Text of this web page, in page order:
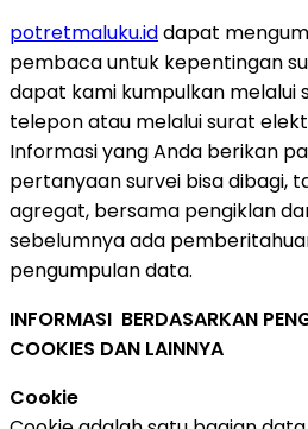
potretmaluku.iddapat
pembaca untuk kepentingan
dapat kami kumpulkan melalui
telepon atau melalui surat
Informasi yang Anda berikan
pertanyaan survei bisa dibagi,
agregat, bersama pengiklan
sebelumnya ada
pengumpulan data.
INFORMASI BERDASARKAN
COOKIES DAN LAINNYA
Cookie